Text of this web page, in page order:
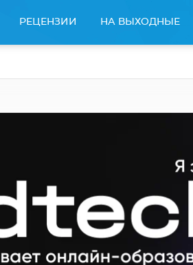
РЕЦЕНЗИИ НА ВЫХОДНЫЕ